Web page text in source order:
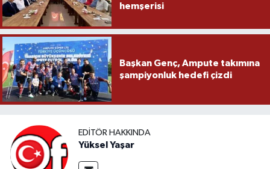
hemşerisi
Başkan Genç, Ampute takımına
şampiyonluk hedefi çizdi
EDITÖR HAKKINDA
Yüksel Yaşar